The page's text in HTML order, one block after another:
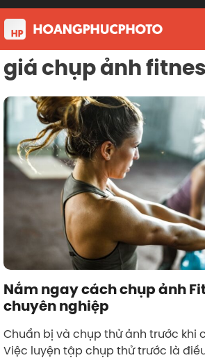
Skip
to
content
giá chụp ảnh
Nắm ngay cách chụp ảnh
chuyên nghiệp
Chuẩn bị và chụp thử ảnh trước khi
Việc luyện tập chụp thử trước là